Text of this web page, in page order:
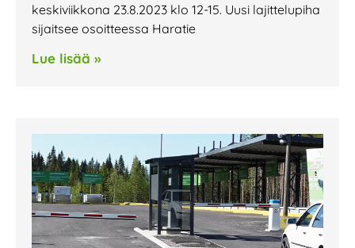
keskiviikkona 23.8.2023 klo 12-15. Uusi lajittelupiha
sijaitsee osoitteessa Haratie
Lue lisää »